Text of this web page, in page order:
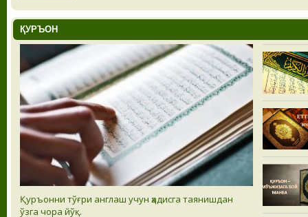
ҚУРЪОН
Қуръонни тўғри англаш учун ҳадисга таянишдан
ўзга чора йўқ.